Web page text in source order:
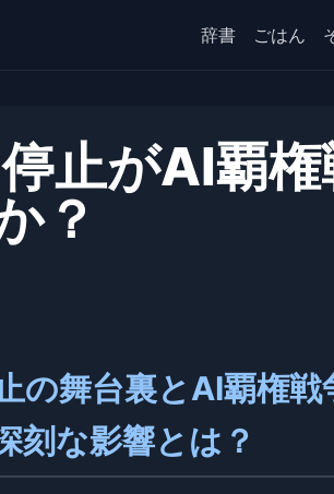
辞書 ごはん
止がAI覇権
？
の舞台裏とAI覇権戦
刻な影響とは？